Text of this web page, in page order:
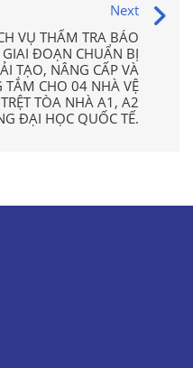
Next
VỤ THẨM TRA BÁO
GIAI ĐOẠN CHUẨN BỊ
TẠO, NÂNG CẤP VÀ
TẮM CHO 04 NHÀ VỆ
TÒA NHÀ A1, A2
ĐẠI HỌC QUỐC TẾ.